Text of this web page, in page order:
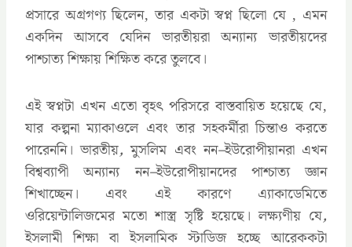
প্রসারে অগ্রগণ্য ছিলেন, তার একটা স্বপ্ন ছিলো যে , এমন
একদিন আসবে যেদিন ভারতীয়রা অন্যান্য ভারতীয়দের
পাশ্চাত্য শিক্ষায় শিক্ষিত করে তুলবে।
এই স্বপ্নটা এখন এতো বৃহৎ পরিসরে বাস্তবায়িত হয়েছে যে,
যার কল্পনা ম্যাকাওলে এবং তার সহকর্মীরা চিন্তাও করতে
পারেননি। ভারতীয়,মুসলিম এবং নন–ইউরোপীয়ানরা এখন
বিশ্বব্যাপী অন্যান্য নন–ইউরোপীয়ানদের পাশ্চাত্য জ্ঞান
শিখাচ্ছেন। এবং এই কারণে এ্যাকাডেমিতে
ওরিয়েন্টালিজমের মতো শাস্ত্র সৃষ্টি হয়েছে। লক্ষ্যণীয় যে,
ইসলামী শিক্ষা বা ইসলামিক স্টাডিজ হচ্ছে আরেককটা